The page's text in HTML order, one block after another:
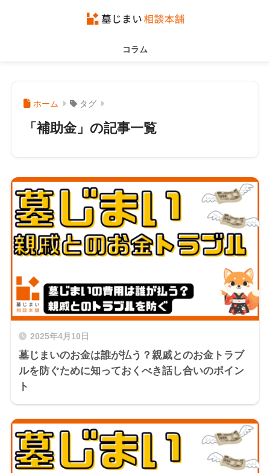
コラム
ホーム タグ
「補助金」の記事一覧
2025年4月10日
墓じまいのお金は誰が払う？親戚とのお金トラブ
ルを防ぐために知っておくべき話し合いのポイン
ト